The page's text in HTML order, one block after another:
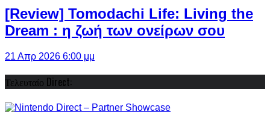
[Review] Tomodachi Life: Living the
Dream : η ζωή των ονείρων σου
21 Απρ 2026 6:00 μμ
Τελευταίο Direct: